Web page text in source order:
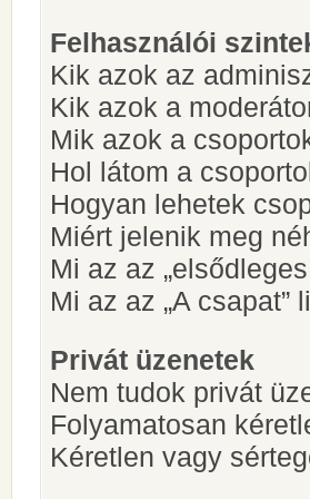
Felhasználói
Kik azok az
Kik azok a
Mik azok a
Hol látom a
Hogyan lehetek
Miért jelenik meg
Mi az az
Mi az az „A csapat”
Privát üzenetek
Nem tudok privát
Folyamatosan
Kéretlen vagy